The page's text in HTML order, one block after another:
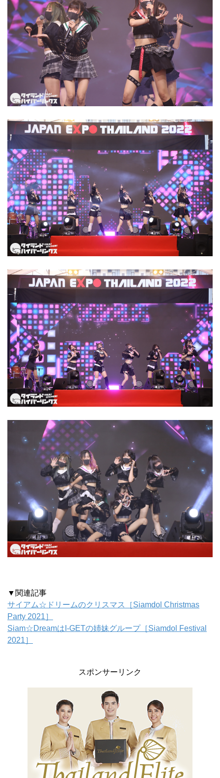
▼関連記事
サイアム☆ドリームのクリスマス［Siamdol Christmas
Party 2021］
Siam☆DreamはI-GETの姉妹グループ［Siamdol Festival
2021］
スポンサーリンク